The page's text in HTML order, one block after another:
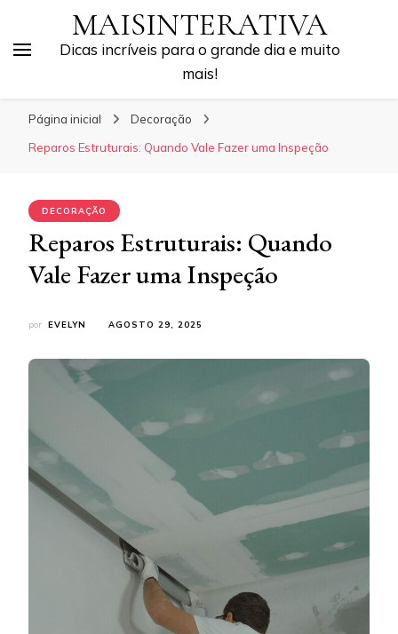
MAISINTERATIVA
Dicas incríveis para o grande dia e muito
mais!
Página inicial
Decoração
Reparos Estruturais: Quando Vale Fazer uma Inspeção
DECORAÇÃO
Reparos Estruturais: Quando
Vale Fazer uma Inspeção
por EVELYN AGOSTO 29, 2025